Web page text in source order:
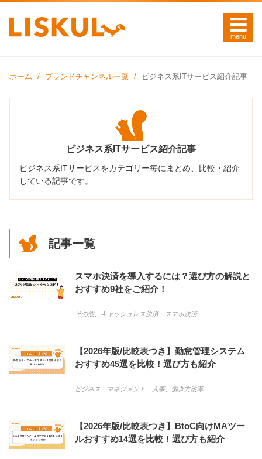
ホーム ブランドチャンネル一覧 ビジネス系ITサービス紹介記事
ビジネス系ITサービス紹介記事
ビジネス系ITサービスをカテゴリー毎にまとめ、比較・紹介
している記事です。
記事一覧
スマホ決済を導入するには？選び方の解説と
おすすめ9社をご紹介！
その他、 キャッシュレス決済、 スマホ決済
【2026年版/比較表つき】勤怠管理システム
おすすめ45選を比較！選び方も紹介
ビジネス マネジメント 人事、 働き方改革
【2026年版/比較表つき】BtoC向けMAツー
ルおすすめ14選を比較！選び方も紹介